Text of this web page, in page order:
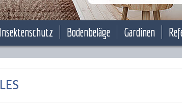
Insektenschutz Bodenbeläge Gardinen